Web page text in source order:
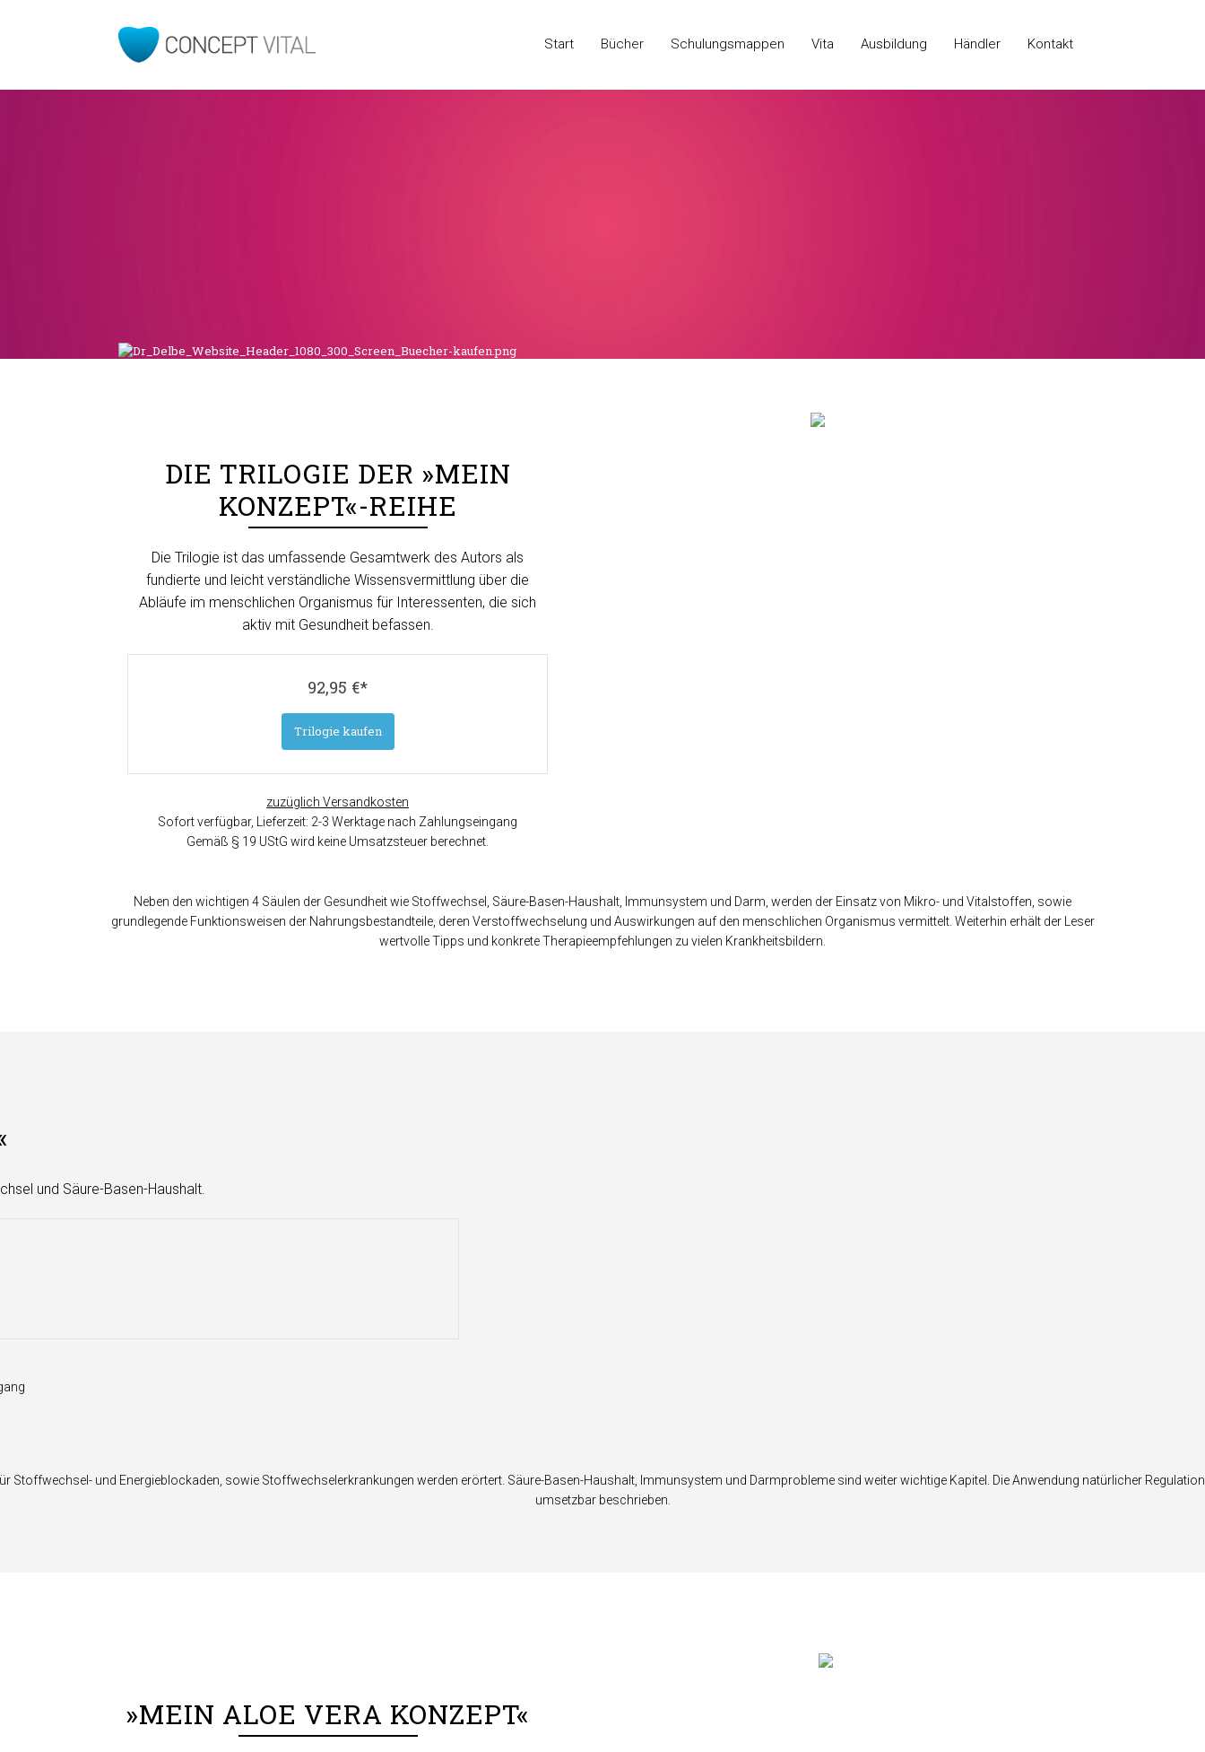
Kontakt
Händler
Ausbildung
Vita
Schulungsmappen
Bücher
Start
DIE TRILOGIE DER »MEIN
KONZEPT«-REIHE
Die Trilogie ist das umfassende Gesamtwerk des Autors als
fundierte und leicht verständliche Wissensvermittlung über die
Abläufe im menschlichen Organismus für Interessenten, die sich
aktiv mit Gesundheit befassen.
92,95 €*
Trilogie kaufen
zuzüglich Versandkosten
Sofort verfügbar, Lieferzeit: 2-3 Werktage nach Zahlungseingang
Gemäß § 19 UStG wird keine Umsatzsteuer berechnet.
Neben den wichtigen 4 Säulen der Gesundheit wie Stoffwechsel, Säure-Basen-Haushalt, Immunsystem und Darm, werden der Einsatz von Mikro- und Vitalstoffen, sowie
grundlegende Funktionsweisen der Nahrungsbestandteile, deren Verstoffwechselung und Auswirkungen auf den menschlichen Organismus vermittelt. Weiterhin erhält der Leser
wertvolle Tipps und konkrete Therapieempfehlungen zu vielen Krankheitsbildern.
und Säure-Basen-Haushalt.
und Energieblockaden, sowie Stoffwechselerkrankungen werden erörtert. Säure-Basen-Haushalt, Immunsystem und Darmprobleme sind weiter wichtige Kapitel. Die Anwendung natürlicher
umsetzbar beschrieben.
»MEIN ALOE VERA KONZEPT«